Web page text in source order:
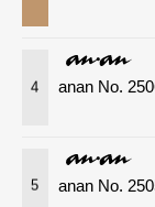
4 anan No.
5 anan No.